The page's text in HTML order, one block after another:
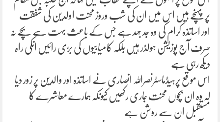
پر پہنچے ہیں اس میں ان کی شب وروز محنت اولدین کی شفقت
اور اساتذہ کرام کی وہ جد جہد ہے جس کے باعث بہت سے بچے نہ
صرف آج پوزیشن ہولڈر ہیں بلکہ کامیابیوں کی بڑی رائیں انکی راہ
دیکھ رہی ہے
اس موقع پرہیڈماسٹرنصراللہ انصاری نے اساتذہ اور والدین پر زور دیا
کہ وہ ان بچوں محنت جاری رکھیں کیونکہ ہمارے معاشرے کا
مستقبل ان سے روشن ہے